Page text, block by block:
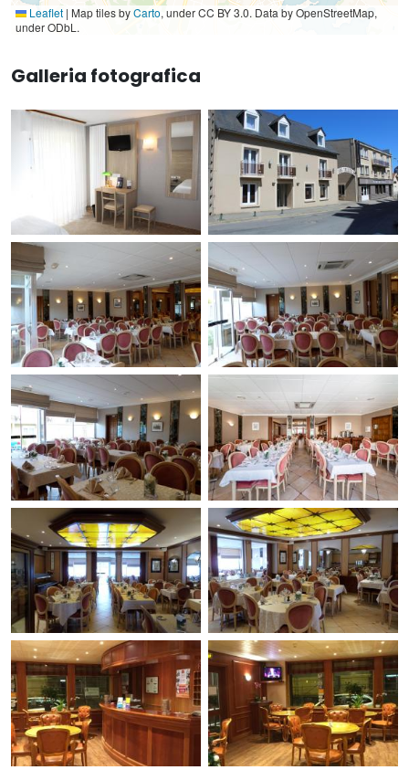
Leaflet | Map tiles byCarto, under CC BY 3.0. Data by OpenStreetMap,
under ODbL.
Galleria fotografica